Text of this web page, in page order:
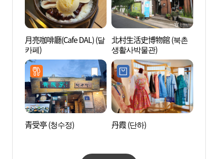
月亮咖啡廳(Cafe DAL) (달
카페)
北村生活史博物館 (북촌
생활사박물관)
青受亭 (청수정) 丹霞 (단하)